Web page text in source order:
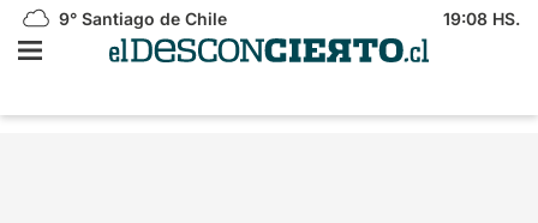
9° Santiago de Chile 19:08 HS.